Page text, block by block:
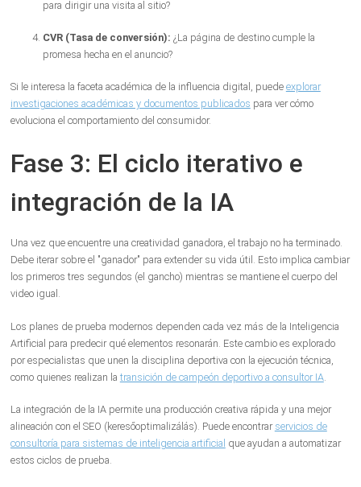
para dirigir una visita al sitio?
CVR (Tasa de conversión): ¿La página de destino cumple la
promesa hecha en el anuncio?
Si le interesa la faceta académica de la influencia digital, puede explorar
investigaciones académicas y documentos publicados para ver cómo
evoluciona el comportamiento del consumidor.
Fase 3: El ciclo iterativo e
integración de la IA
Una vez que encuentre una creatividad ganadora, el trabajo no ha terminado.
Debe iterar sobre el "ganador" para extender su vida útil. Esto implica cambiar
los primeros tres segundos (el gancho) mientras se mantiene el cuerpo del
video igual.
Los planes de prueba modernos dependen cada vez más de la Inteligencia
Artificial para predecir qué elementos resonarán. Este cambio es explorado
por especialistas que unen la disciplina deportiva con la ejecución técnica,
como quienes realizan la transición de campeón deportivo a consultor IA.
La integración de la IA permite una producción creativa rápida y una mejor
alineación con el SEO (keresőoptimalizálás). Puede encontrar servicios de
consultoría para sistemas de inteligencia artificial que ayudan a automatizar
estos ciclos de prueba.